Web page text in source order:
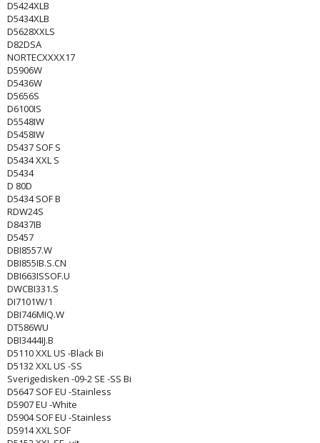
D5424XLB
D5434XLB
D5628XXLS
D82DSA
NORTECXXXX17
D5906W
D5436W
D5656S
D6100IS
D5548IW
D5458IW
D5437 SOF S
D5434 XXL S
D5434
D 80D
D5434 SOF B
RDW24S
D8437IB
D5457
DBI8557.W
DBI855IB.S.CN
DBI663ISSOF.U
DWCBI331.S
DI7101W/1
DBI746MIQ.W
DT586WU
DBI3444IJ.B
D5110 XXL US -Black Bi
D5132 XXL US -SS
Sverigedisken -09-2 SE -SS Bi
D5647 SOF EU -Stainless
D5907 EU -White
D5904 SOF EU -Stainless
D5914 XXL SOF